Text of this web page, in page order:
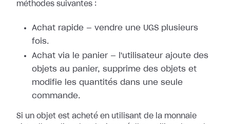
méthodes suivantes :
Achat rapide — vendre une UGS plusieurs
fois.
Achat via le panier — l'utilisateur ajoute des
objets au panier, supprime des objets et
modifie les quantités dans une seule
commande.
Si un objet est acheté en utilisant de la monnaie